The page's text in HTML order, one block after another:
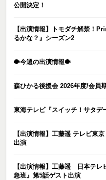
公開決定！
【出演情報】トモダチ解禁！
るかな？』シーズン2
🐡今週の出演情報🐡
森ひかる後援会 2026年度/会員
東海テレビ『スイッチ！サタデ
【出演情報】工藤遥 テレビ東
出演
【出演情報】工藤遥 日本テ
急班』第5話ゲスト出演